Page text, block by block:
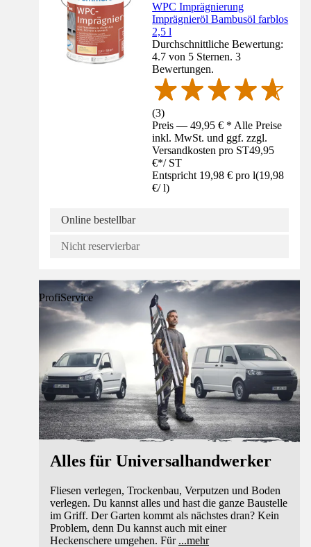
WPC Imprägnierung
Imprägnieröl Bambusöl farblos
2,5 l
Durchschnittliche Bewertung:
4.7 von 5 Sternen. 3
Bewertungen.
(3)
Preis — 49,95 € * Alle Preise
inkl. MwSt. und ggf. zzgl.
Versandkosten pro ST49,95
€*/ ST
Entspricht 19,98 € pro l(19,98
€/ l)
Online bestellbar
Nicht reservierbar
ProfiService
Alles für Universalhandwerker
Fliesen verlegen, Trockenbau, Verputzen und Boden
verlegen. Du kannst alles und hast die ganze Baustelle
im Griff. Der Garten kommt als nächstes dran? Kein
Problem, denn Du kannst auch mit einer
Heckenschere umgehen. Für ...mehr